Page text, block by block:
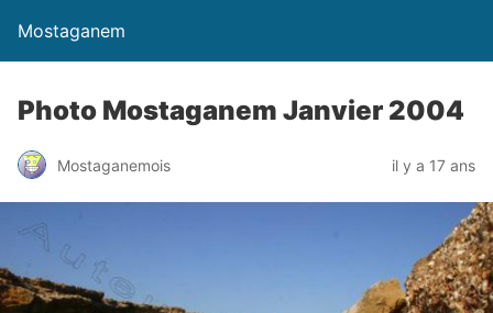
Mostaganem
Photo Mostaganem Janvier 2004
Mostaganemois il y a 17 ans